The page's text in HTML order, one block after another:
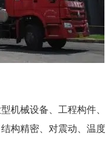
机械设备、工程构件
构精密、对震动、温